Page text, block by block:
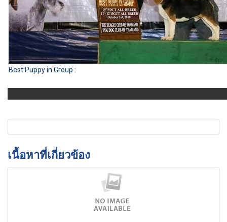
Best Puppy in Group :
เนื้อหาที่เกี่ยวข้อง